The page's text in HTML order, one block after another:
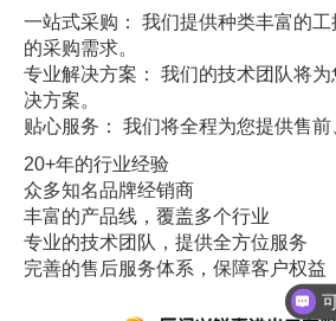
一站式采购： 我们提供种类丰富的
的采购需求。
专业解决方案： 我们的技术团队将
决方案。
贴心服务： 我们将全程为您提供售前
20+年的行业经验
众多知名品牌经销商
丰富的产品线，覆盖多个行业
专业的技术团队，提供全方位服务
完善的售后服务体系，保障客户权益